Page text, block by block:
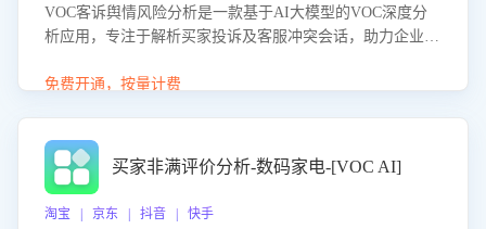
VOC客诉舆情风险分析是一款基于AI大模型的VOC深度分
析应用，专注于解析买家投诉及客服冲突会话，助力企业精
别客户情绪、归因争议根源，并客观评估客服应对合理性与
能力，阻断差评扩散，维护品牌声誉，实现客户满意度的持
续提升。
免费开通，按量计费
买家非满评价分析-数码家电-[VOC AI]
淘宝 | 京东 | 抖音 | 快手